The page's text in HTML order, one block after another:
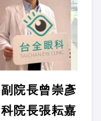
院長曾崇彥
院長張耘嘉